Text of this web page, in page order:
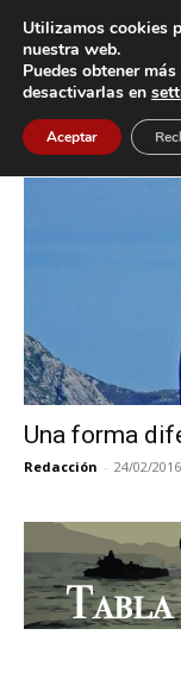
Inicio Etiquetas
Etiqueta:
Una forma
Redacción - 24/02/2016
Utilizamos cookies
nuestra web.
Puedes obtener
desactivarlas en
Aceptar